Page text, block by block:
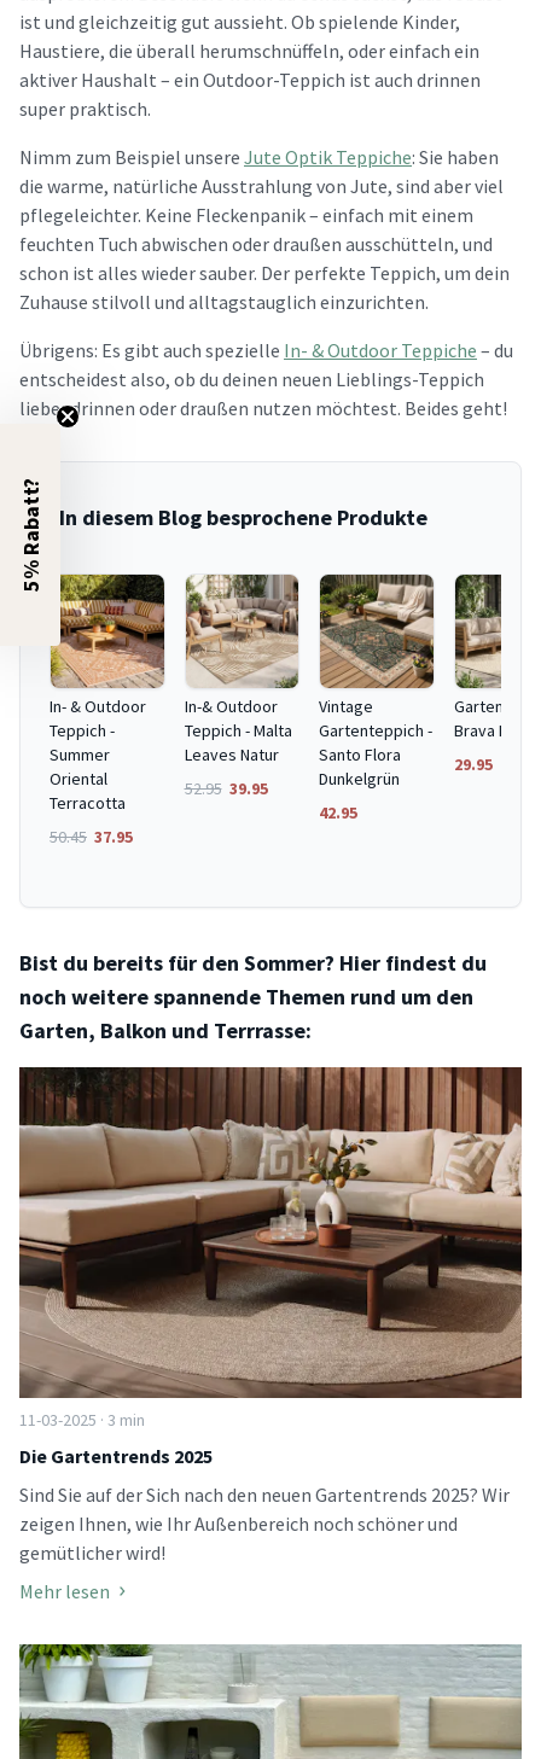
ist und gleichzeitig gut aussieht. Ob spielende Kinder,
Haustiere, die überall herumschnüffeln, oder einfach ein
aktiver Haushalt – ein Outdoor-Teppich ist auch drinnen
super praktisch.
Nimm zum Beispiel unsere Jute Optik Teppiche: Sie haben
die warme, natürliche Ausstrahlung von Jute, sind aber viel
pflegeleichter. Keine Fleckenpanik – einfach mit einem
feuchten Tuch abwischen oder draußen ausschütteln, und
schon ist alles wieder sauber. Der perfekte Teppich, um dein
Zuhause stilvoll und alltagstauglich einzurichten.
Übrigens: Es gibt auch spezielle In- & Outdoor Teppiche – du
entscheidest also, ob du deinen neuen Lieblings-Teppich
lieber drinnen oder draußen nutzen möchtest. Beides geht!
In diesem Blog besprochene Produkte
In- & Outdoor
Teppich -
Summer
Oriental
Terracotta
50.45 37.95
In-& Outdoor
Teppich - Malta
Leaves Natur
52.95 39.95
Vintage
Gartenteppich -
Santo Flora
Dunkelgrün
42.95
Brava Beige
29.95
Bist du bereits für den Sommer? Hier findest du
noch weitere spannende Themen rund um den
Garten, Balkon und Terrrasse:
11-03-2025 · 3 min
Die Gartentrends 2025
Sind Sie auf der Sich nach den neuen Gartentrends 2025? Wir
zeigen Ihnen, wie Ihr Außenbereich noch schöner und
gemütlicher wird!
Mehr lesen
5% Rabatt?